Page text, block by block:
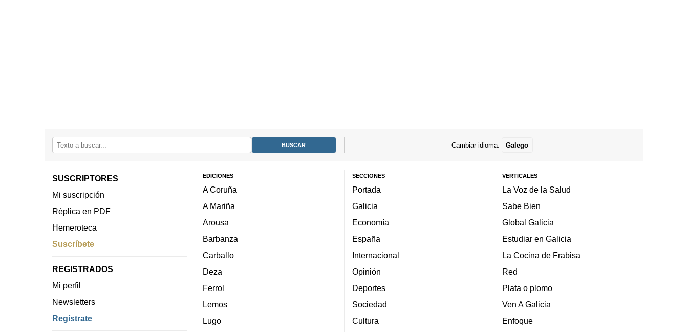
Cambiar idioma: Galego
SUSCRIPTORES
Mi suscripción
Réplica en PDF
Hemeroteca
Suscríbete
REGISTRADOS
Mi perfil
Newsletters
Regístrate
EDICIONES
A Coruña
A Mariña
Arousa
Barbanza
Carballo
Deza
Ferrol
Lemos
Lugo
SECCIONES
Portada
Galicia
Economía
España
Internacional
Opinión
Deportes
Sociedad
Cultura
VERTICALES
La Voz de la Salud
Sabe Bien
Global Galicia
Estudiar en Galicia
La Cocina de Frabisa
Red
Plata o plomo
Ven A Galicia
Enfoque